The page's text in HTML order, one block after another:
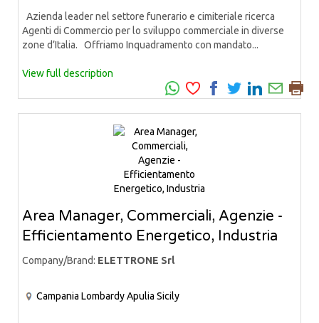
Azienda leader nel settore funerario e cimiteriale ricerca
Agenti di Commercio per lo sviluppo commerciale in diverse
zone d’Italia. Offriamo Inquadramento con mandato...
View full description
Area Manager, Commerciali, Agenzie -
Efficientamento Energetico, Industria
Company/Brand: ELETTRONE Srl
Campania LombardyApulia Sicily